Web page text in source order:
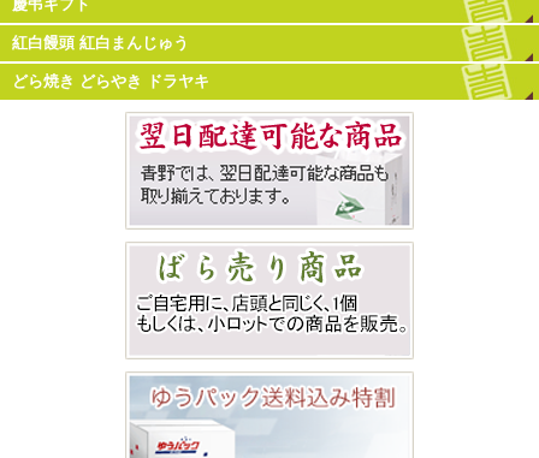
慶弔ギフト
紅白饅頭 紅白まんじゅう
どら焼き どらやき ドラヤキ